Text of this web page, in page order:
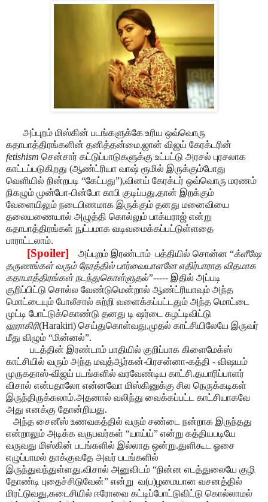
அப்புறம் மிஸ்கின் படங்களுக்கே உரிய ஒவ்வொரு
கதாபாத்திரங்களின் தனித்தன்மை.ஜான் விஜய் கேரக்டரின்
fetishism சென்சார் கட்டுப்பாடுகளுக்கு உட்பட்டு அரசல் புரசலாக
காட்டப்படுகிறது (ஆண்ட்ரியா வாஷ் ரூமில் இருக்கும்போது
வெளியில் நின்றபடி “கேட்பது”),வினய் கேரக்டர் ஒவ்வொரு மரணம்
நிகழும் முன்போ-பின்போ காபி குடிப்பது,தான் இறக்கும்
வேளையிலும் நடைபிணமாக இருக்கும் தனது மனைவியை
தலையணையால் அழுத்தி கொல்லும் பாக்யராஜ் என்று
கதாபாத்திரங்கள் நுட்பமாக வடிவமைக்கப்பட்டுள்ளதை
பாராட்டலாம்.
[Spoiler] அப்புறம் இரண்டாம் பத்தியில் சொன்ன “க்ளீஷே
தருணங்கள் வரும் நேரத்தில் பார்வையாளனே எதிர்பாராத விதமாக
கதாபாத்திரங்கள் நடந்துகொள்ளுதல்”----- இதில் அப்படி
குறிப்பிட்டு சொல்ல வேண்டுமென்றால் ஆண்ட்ரியாவும் அந்த
மொட்டையும் போலீசால் சுற்றி வளைக்கப்பட்டதும் அந்த மொட்டை
முட்டி போட்டுக்கொண்டு தனது டி ஷர்டை கழட்டிவிட்டு
ஹராகிரி(Harakiri) செய்துகொள்வது,முதல் காட்சியிலேயே இருவர்
மீது விழும் “மின்னல்”.
படத்தின் இரண்டாம் பாதியில் குறிப்பாக கிளைமேக்ஸ்
காட்சியில் வரும் அந்த மவுத்ஆர்கன்-பிரசன்னா-கத்தி - விஷயம்
முருகதாஸ்-விஜய் படங்களில் வரவேண்டிய காட்சி.தயாரிப்பாளர்
விசால் என்பதாலோ என்னவோ மிஸ்கினுக்கு சில நெருக்கடிகள்
இருந்திருக்கலாம்.அதனால் வலிந்து வைக்கப்பட்ட காட்சியாகவே
அது எனக்கு தோன்றியது.
அந்த சைனீஸ் உணவகத்தில் வரும் சண்டை நன்றாக இருந்தது
என்றாலும் அடிக்க வருபவர்கள் “யாய்ய்” என்று கத்தியபடியே
வருவது மிஸ்கின் படங்களில் இல்லாத ஒன்று.துளிகூட ஓசை
எழுப்பாமல் தாக்குவதே அவர் படங்களில்
இருந்துவந்துள்ளது.விசால் அனுவிடம் “நின்ன எடத்துலையே குழி
தோண்டி புதைச்சிடுவேன்” என்று வ(ப)ழமையான வசனத்தில்
மிரட்டுவது,கடைசியில் ஈரோவை கட்டிப்போட்டுவிட்டு கொல்லாமல்